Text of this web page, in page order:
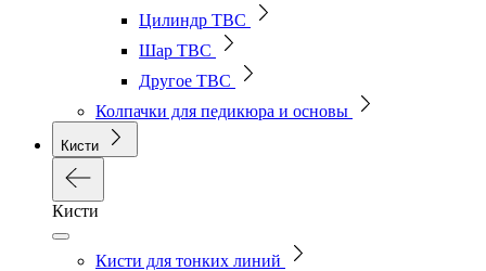
Цилиндр ТВС
Шар ТВС
Другое ТВС
Колпачки для педикюра и основы
Кисти
Кисти
Кисти для тонких линий